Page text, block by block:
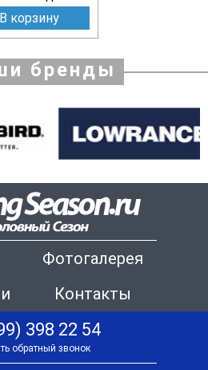
В корзину
бренды
Фотогалерея
Контакты
398 22 54
обратный звонок